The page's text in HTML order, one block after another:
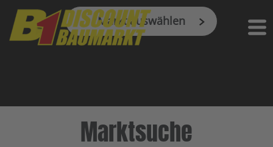
Markt auswählen
Marktsuche